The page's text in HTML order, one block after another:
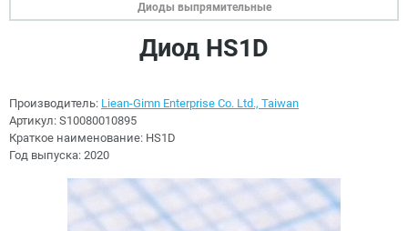
Диоды выпрямительные
Диод HS1D
Производитель: Liean-Gimn Enterprise Co. Ltd., Taiwan
Артикул: S10080010895
Краткое наименование: HS1D
Год выпуска: 2020